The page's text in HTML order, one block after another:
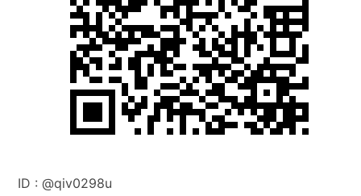
ID :@qiv0298u